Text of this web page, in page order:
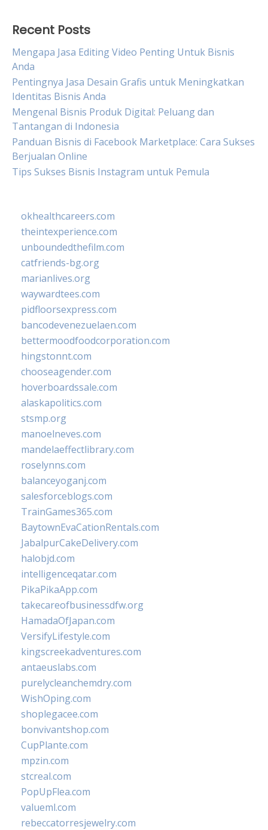
Recent Posts
Mengapa Jasa Editing Video Penting Untuk Bisnis
Anda
Pentingnya Jasa Desain Grafis untuk Meningkatkan
Identitas Bisnis Anda
Mengenal Bisnis Produk Digital: Peluang dan
Tantangan di Indonesia
Panduan Bisnis di Facebook Marketplace: Cara Sukses
Berjualan Online
Tips Sukses Bisnis Instagram untuk Pemula
okhealthcareers.com
theintexperience.com
unboundedthefilm.com
catfriends-bg.org
marianlives.org
waywardtees.com
pidfloorsexpress.com
bancodevenezuelaen.com
bettermoodfoodcorporation.com
hingstonnt.com
chooseagender.com
hoverboardssale.com
alaskapolitics.com
stsmp.org
manoelneves.com
mandelaeffectlibrary.com
roselynns.com
balanceyoganj.com
salesforceblogs.com
TrainGames365.com
BaytownEvaCationRentals.com
JabalpurCakeDelivery.com
halobjd.com
intelligenceqatar.com
PikaPikaApp.com
takecareofbusinessdfw.org
HamadaOfJapan.com
VersifyLifestyle.com
kingscreekadventures.com
antaeuslabs.com
purelycleanchemdry.com
WishOping.com
shoplegacee.com
bonvivantshop.com
CupPlante.com
mpzin.com
stcreal.com
PopUpFlea.com
valueml.com
rebeccatorresjewelry.com